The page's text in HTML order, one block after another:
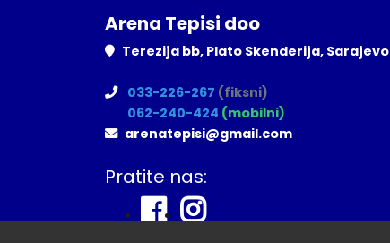
Arena Tepisi doo
Terezija bb, Plato Skenderija, Sarajevo
033-226-267 (fiksni)
062-240-424 (mobilni)
arenatepisi@gmail.com
Pratite nas: